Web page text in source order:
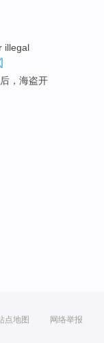
illegal
后， 海盗开
点地图 网络举报